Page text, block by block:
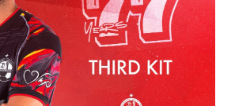
קרדיט: הפועל ''ויקטורי'' באר שבע